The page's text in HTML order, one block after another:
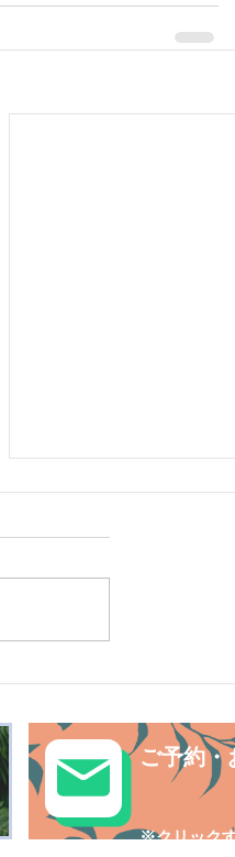
パナリ島シュノーケ
ご予約・
​※クリック